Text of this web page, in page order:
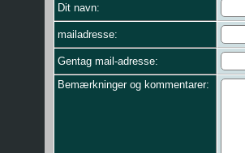
Dit navn:
mailadresse:
Gentag mail-adresse:
Bemærkninger og kommentarer: